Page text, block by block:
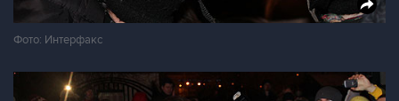
Фото: Интерфакс